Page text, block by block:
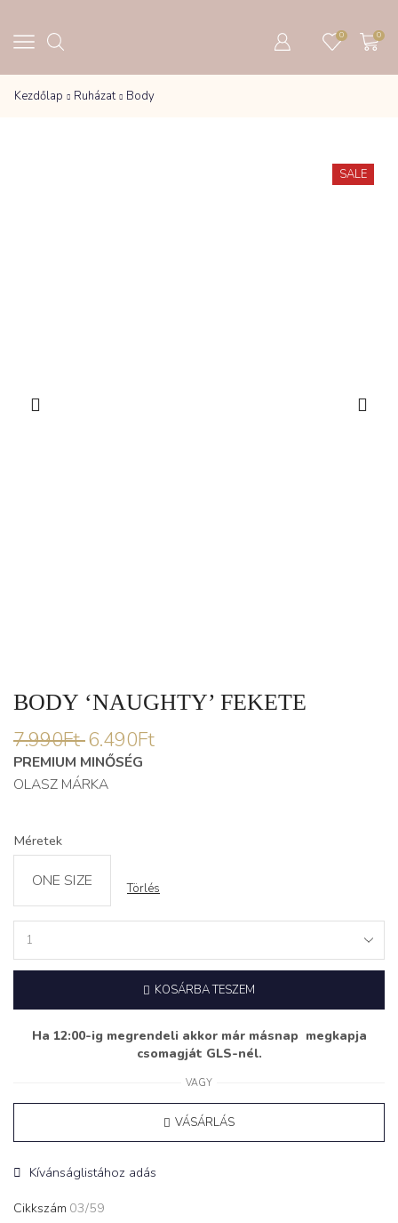
0 0
Kezdőlap Ruházat Body
SALE
BODY ‘NAUGHTY’ FEKETE
7.990Ft 6.490Ft
PREMIUM MINŐSÉG
OLASZ MÁRKA
Méretek
ONE SIZE Törlés
‘NAUGHTY’
quantity
KOSÁRBA TESZEM
Ha 12:00-ig megrendeli akkor már másnap megkapja
csomagját GLS-nél.
VAGY
VÁSÁRLÁS
Kívánságlistához adás
Cikkszám 03/59